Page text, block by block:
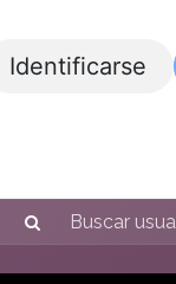
Identificarse